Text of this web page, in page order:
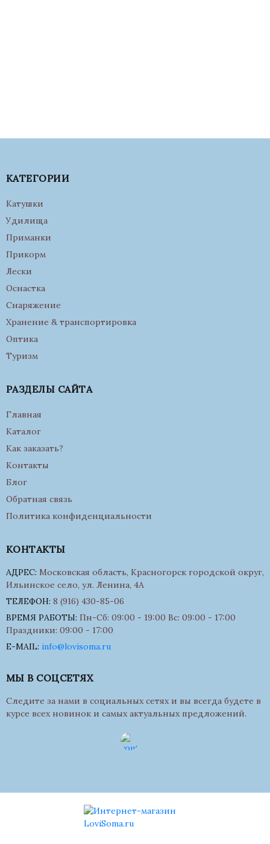
КАТЕГОРИИ
Катушки
Удилища
Приманки
Прикорм
Лески
Оснастка
Снаряжение
Хранение & транспортировка
Оптика
Туризм
РАЗДЕЛЫ САЙТА
Главная
Каталог
Как заказать?
Контакты
Блог
Обратная связь
Политика конфиденциальности
КОНТАКТЫ
АДРЕС: Московская область, Красногорск городской округ,
Ильинское село, ул. Ленина, 4А
ТЕЛЕФОН: 8 (916) 430-85-06
ВРЕМЯ РАБОТЫ: Пн-Сб: 09:00 - 19:00 Вс: 09:00 - 17:00
Праздники: 09:00 - 17:00
E-MAIL: info@lovisoma.ru
МЫ В СОЦСЕТЯХ
Следите за нами в социальных сетях и вы всегда будете в
курсе всех новинок и самых актуальных предложений.